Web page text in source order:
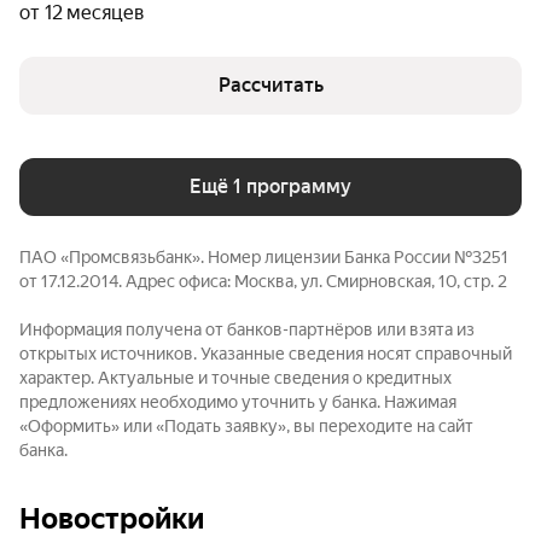
продаваемого имущества.
от 12 месяцев
Рассчитать
Ещё 1 программу
ПAO «Промсвязьбанк». Номер лицензии Банка России №3251
от 17.12.2014. Адрес офиса: Москва, ул. Смирновская, 10, стр. 2
Информация получена от банков-партнёров или взята из
открытых источников. Указанные сведения носят справочный
характер. Актуальные и точные сведения о кредитных
предложениях необходимо уточнить у банка. Нажимая
«Оформить» или «Подать заявку», вы переходите на сайт
банка.
Новостройки